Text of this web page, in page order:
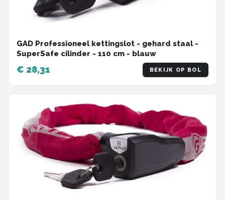
GAD Professioneel kettingslot - gehard staal -
SuperSafe cilinder - 110 cm - blauw
€ 28,31 BEKIJK OP BOL